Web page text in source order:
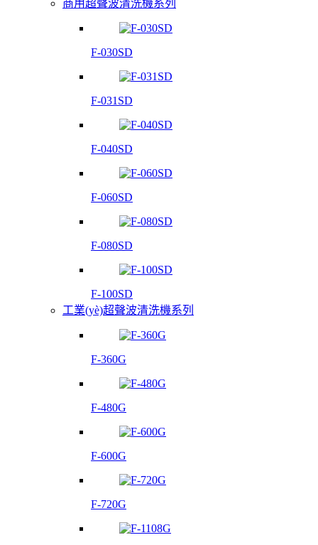
商用超聲波清洗機系列
F-030SD
F-031SD
F-040SD
F-060SD
F-080SD
F-100SD
工業(yè)超聲波清洗機系列
F-360G
F-480G
F-600G
F-720G